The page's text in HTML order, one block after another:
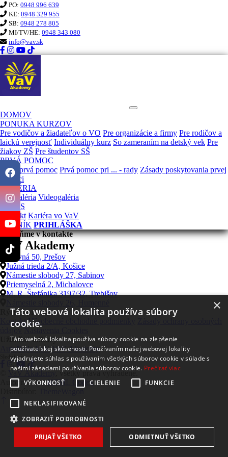
PO: 0948 996 639
KE: 0948 329 955
SB: 0948 278 805
MI/TV/HE: 0948 343 080
info@vav.sk
DOMOV
PONUKA KURZOV
Pre vodičov a žiadateľov o VO Pre organizácie a firmy Pre rodičov a
laickú verejnosť Individuálny kurz So zameraním na detský vek Pre
žiakov ZŠ Pre študentov SŠ
PRVÁ POMOC
Čo je prvá pomoc Prvá pomoc pri ... - rady Zásady poskytovania prvej
pomoci
GALÉRIA
Fotogaléria Videogaléria
O NÁS
Kontakt Kariéra vo VaV
CENNÍK PRIHLÁŠKA
Zostaňme v kontakte
VaV Akademy
Hlavná 50, Prešov
Južná trieda 2/A, Košice
Námestie slobody 27, Sabinov
Priemyselná 2, Michalovce
M. R. Štefánika 3197/32, Trebišov
Rýchly prístup
Kontakt Všeobecné obchodné podmienky
Užitočné odkazy
Autoškola VaV VaV Akademy
Sleduj nás
VaV Akademy, všetky práva vyhradené.
Autor návrhu:HTML Codex
×
Táto webová lokalita používa súbory
cookie.
Táto webová lokalita používa súbory cookie na zlepšenie
používateľskej skúsenosti. Používaním našej webovej lokality
vyjadrujete súhlas s používaním všetkých súborov cookie v súlade s
našimi zásadami používania súborov cookie. Prečítať viac
VÝKONNOSŤ
CIELENIE FUNKCIE
NEKLASIFIKOVANÉ
ZOBRAZIŤ PODROBNOSTI
PRIJAŤ VŠETKO ODMIETNUŤ VŠETKO